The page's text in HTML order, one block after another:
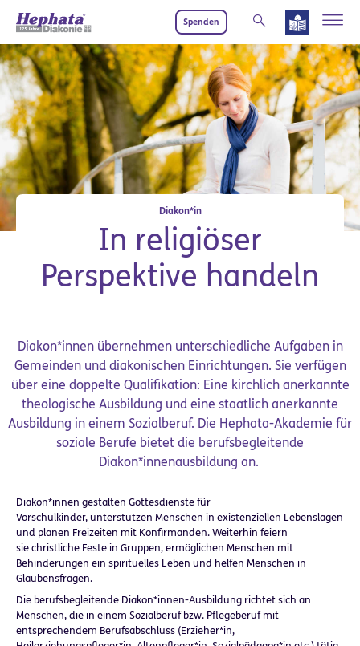
Spenden
Diakon*in
In religiöser
Perspektive handeln
Diakon*innen übernehmen unterschiedliche Aufgaben in
Gemeinden und diakonischen Einrichtungen. Sie verfügen
über eine doppelte Qualifikation: Eine kirchlich anerkannte
theologische Ausbildung und eine staatlich anerkannte
Ausbildung in einem Sozialberuf. Die Hephata-Akademie für
soziale Berufe bietet die berufsbegleitende
Diakon*innenausbildung an.
Diakon*innen gestalten Gottesdienste für
Vorschulkinder, unterstützen Menschen in existenziellen Lebenslagen
und planen Freizeiten mit Konfirmanden. Weiterhin feiern
sie christliche Feste in Gruppen, ermöglichen Menschen mit
Behinderungen ein spirituelles Leben und helfen Menschen in
Glaubensfragen.
Die berufsbegleitende Diakon*innen-Ausbildung richtet sich an
Menschen, die in einem Sozialberuf bzw. Pflegeberuf mit
entsprechendem Berufsabschluss (Erzieher*in,